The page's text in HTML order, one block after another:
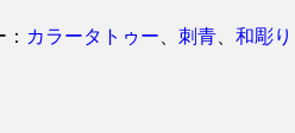
カラータトゥー、 刺青、 和彫り